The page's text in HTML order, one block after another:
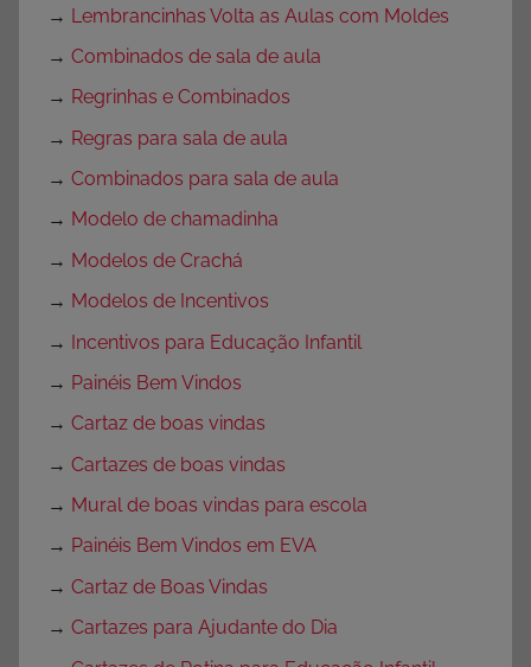
→ Lembrancinhas Volta as Aulas com Moldes
→ Combinados de sala de aula
→ Regrinhas e Combinados
→ Regras para sala de aula
→ Combinados para sala de aula
→ Modelo de chamadinha
→ Modelos de Crachá
→ Modelos de Incentivos
→ Incentivos para Educação Infantil
→ Painéis Bem Vindos
→ Cartaz de boas vindas
→ Cartazes de boas vindas
→ Mural de boas vindas para escola
→ Painéis Bem Vindos em EVA
→ Cartaz de Boas Vindas
→ Cartazes para Ajudante do Dia